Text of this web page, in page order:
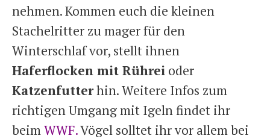
nehmen. Kommen euch die kleinen
Stachelritter zu mager für den
Winterschlaf vor, stellt ihnen
Haferflocken mit Rührei oder
Katzenfutterhin. Weitere Infos zum
richtigen Umgang mit Igeln findet ihr
beimWWF.Vögel solltet ihr vor allem bei